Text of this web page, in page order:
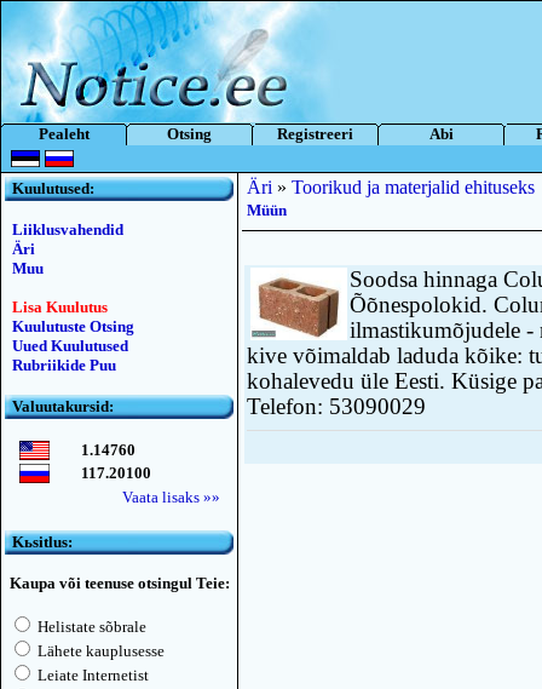
Pealeht Otsing Registreeri Abi
Kuulutused:
Liiklusvahendid
Äri
Muu
Lisa Kuulutus
Kuulutuste Otsing
Uued Kuulutused
Rubriikide Puu
Valuutakursid:
1.14760
117.20100
Vaata lisaks »»
Kьsitlus:
Kaupa või teenuse otsingul Teie:
Helistate sõbrale
Lähete kauplusesse
Leiate Internetist
Äri » Toorikud ja materjalid ehituseks
Müün
Soodsa hinnaga
Õõnespolokid.
ilmastikumõjudele -
kive võimaldab laduda kõike:
kohalevedu üle Eesti. Küsige
Telefon: 53090029